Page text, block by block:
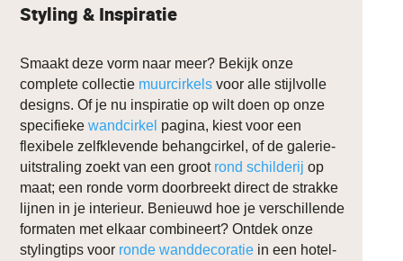
Styling & Inspiratie
Smaakt deze vorm naar meer? Bekijk onze
complete collectie muurcirkels voor alle stijlvolle
designs. Of je nu inspiratie op wilt doen op onze
specifiekewandcirkel pagina, kiest voor een
flexibele zelfklevende behangcirkel, of de galerie-
uitstraling zoekt van een groot rond schilderij op
maat; een ronde vorm doorbreekt direct de strakke
lijnen in je interieur. Benieuwd hoe je verschillende
formaten met elkaar combineert? Ontdek onze
stylingtips voor ronde wanddecoratie in een hotel-